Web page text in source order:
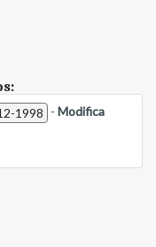
1998 - Modifica